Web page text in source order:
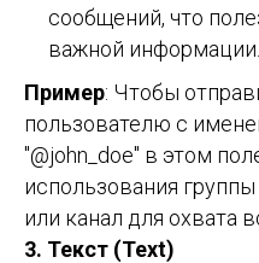
сообщений, что
важной информации.
Пример: Чтобы
пользователю с
"@john_doe" в этом
использования
или канал для охвата
3. Текст (Text)